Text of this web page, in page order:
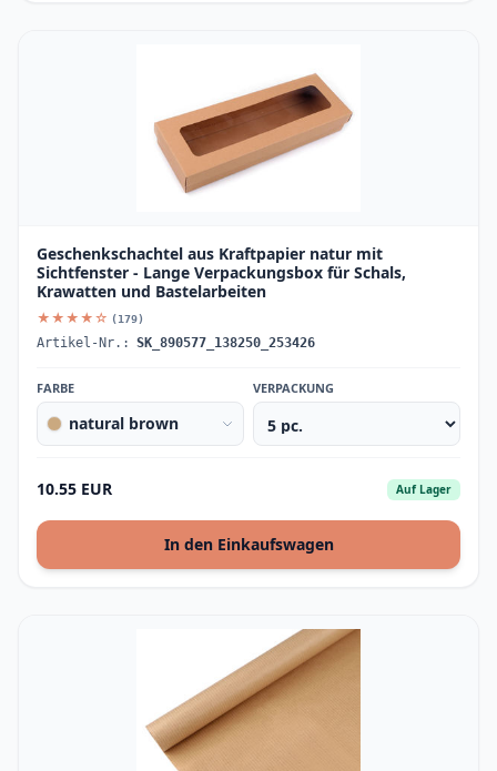
Geschenkschachtel aus Kraftpapier natur mit
Sichtfenster - Lange Verpackungsbox für Schals,
Krawatten und Bastelarbeiten
★★★★☆ (179)
Artikel-Nr.: SK_890577_138250_253426
FARBE
natural brown
VERPACKUNG
10.55 EUR Auf Lager
In den Einkaufswagen